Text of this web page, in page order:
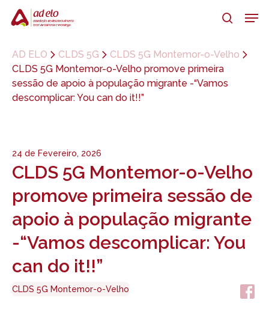
content
search
AD ELO CLDS 5G
CLDS 5G Montemor-o-Velho
CLDS 5G Montemor-o-Velho promove primeira
sessão de apoio à população migrante -“Vamos
descomplicar: You can do it!!”
24 de Fevereiro, 2026
CLDS 5G Montemor-o-Velho
promove primeira sessão de
apoio à população migrante
-“Vamos descomplicar: You
can do it!!”
CLDS 5G Montemor-o-Velho
Menu